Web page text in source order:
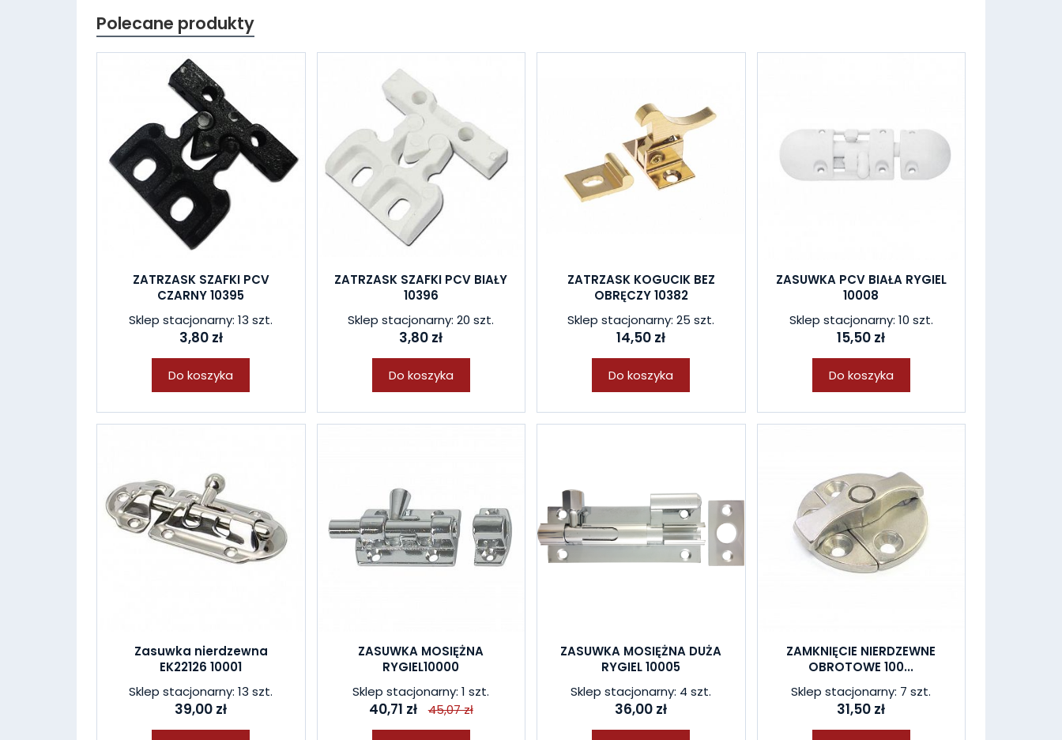
Polecane produkty
ZATRZASK SZAFKI PCV
CZARNY 10395
Sklep stacjonarny: 13 szt.
3,80 zł
Do koszyka
ZATRZASK SZAFKI PCV BIAŁY
10396
Sklep stacjonarny: 20 szt.
3,80 zł
Do koszyka
ZATRZASK KOGUCIK BEZ
OBRĘCZY 10382
Sklep stacjonarny: 25 szt.
14,50 zł
Do koszyka
ZASUWKA PCV BIAŁA RYGIEL
10008
Sklep stacjonarny: 10 szt.
15,50 zł
Do koszyka
Zasuwka nierdzewna
EK22126 10001
Sklep stacjonarny: 13 szt.
39,00 zł
ZASUWKA MOSIĘŻNA
RYGIEL10000
Sklep stacjonarny: 1 szt.
40,71 zł 45,07 zł
ZASUWKA MOSIĘŻNA DUŻA
RYGIEL 10005
Sklep stacjonarny: 4 szt.
36,00 zł
ZAMKNIĘCIE NIERDZEWNE
OBROTOWE 100...
Sklep stacjonarny: 7 szt.
31,50 zł